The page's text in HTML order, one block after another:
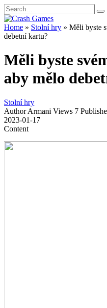
Skip
to
content
Search
for:
Home » Stolní hry » Měli byste
debetní kartu?
Měli byste
aby mělo
Stolní hry
Author Armani Views 7
2023-01-17
Content